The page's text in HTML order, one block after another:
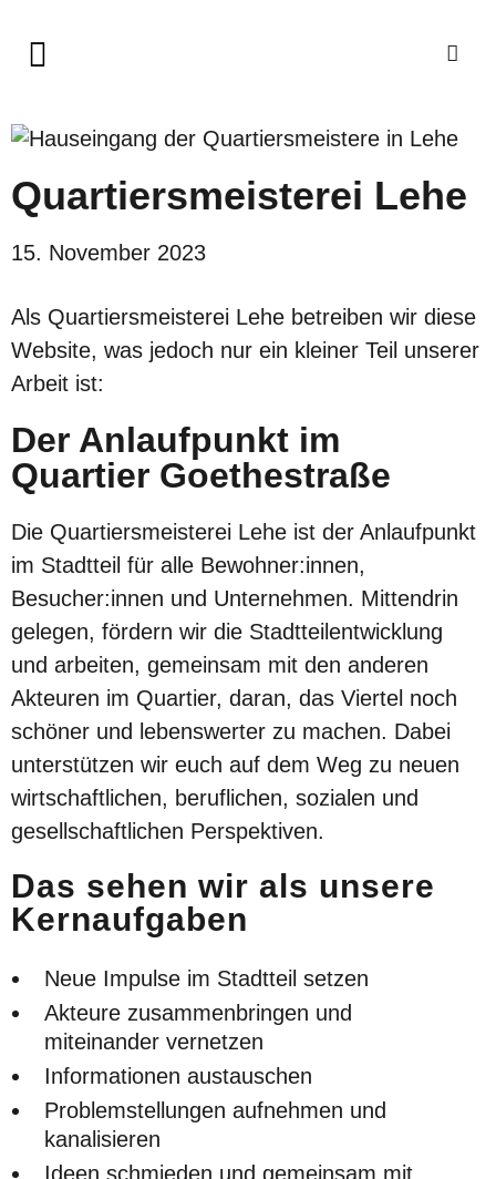
Quartiersmeisterei Lehe
15. November 2023
Als Quartiersmeisterei Lehe betreiben wir diese
Website, was jedoch nur ein kleiner Teil unserer
Arbeit ist:
Der Anlaufpunkt im
Quartier Goethestraße
Die Quartiersmeisterei Lehe ist der Anlaufpunkt
im Stadtteil für alle Bewohner:innen,
Besucher:innen und Unternehmen. Mittendrin
gelegen, fördern wir die Stadtteilentwicklung
und arbeiten, gemeinsam mit den anderen
Akteuren im Quartier, daran, das Viertel noch
schöner und lebenswerter zu machen. Dabei
unterstützen wir euch auf dem Weg zu neuen
wirtschaftlichen, beruflichen, sozialen und
gesellschaftlichen Perspektiven.
Das sehen wir als unsere
Kernaufgaben
Neue Impulse im Stadtteil setzen
Akteure zusammenbringen und
miteinander vernetzen
Informationen austauschen
Problemstellungen aufnehmen und
kanalisieren
Ideen schmieden und gemeinsam mit